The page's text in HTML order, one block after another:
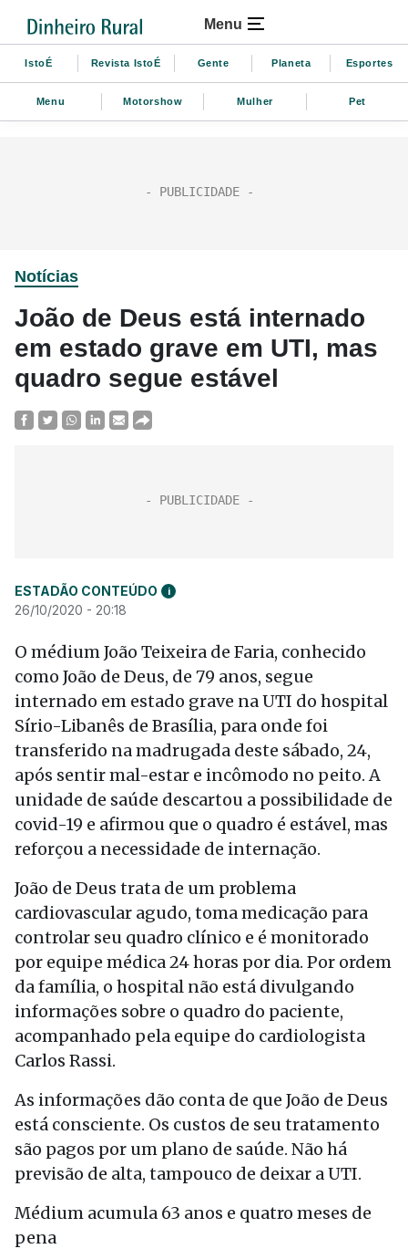
Menu
IstoÉ Revista IstoÉ Gente Planeta Esportes
Menu Motorshow Mulher Pet
Notícias
João de Deus está internado
em estado grave em UTI, mas
quadro segue estável
ESTADÃO CONTEÚDO i
26/10/2020 - 20:18
O médium João Teixeira de Faria, conhecido
como João de Deus, de 79 anos, segue
internado em estado grave na UTI do hospital
Sírio-Libanês de Brasília, para onde foi
transferido na madrugada deste sábado, 24,
após sentir mal-estar e incômodo no peito. A
unidade de saúde descartou a possibilidade de
covid-19 e afirmou que o quadro é estável, mas
reforçou a necessidade de internação.
João de Deus trata de um problema
cardiovascular agudo, toma medicação para
controlar seu quadro clínico e é monitorado
por equipe médica 24 horas por dia. Por ordem
da família, o hospital não está divulgando
informações sobre o quadro do paciente,
acompanhado pela equipe do cardiologista
Carlos Rassi.
As informações dão conta de que João de Deus
está consciente. Os custos de seu tratamento
são pagos por um plano de saúde. Não há
previsão de alta, tampouco de deixar a UTI.
Médium acumula 63 anos e quatro meses de
pena